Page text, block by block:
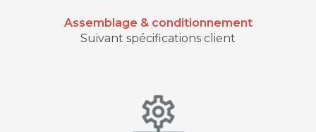
Assemblage & conditionnement
Suivant spécifications client